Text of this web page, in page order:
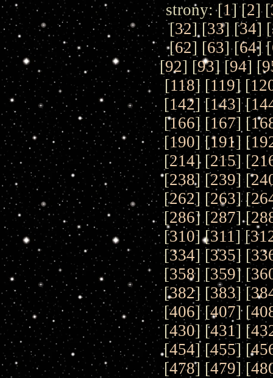
strony: [1] [2] [
[32] [33] [34] [
[62] [63] [64] [
[92] [93] [94] [
[118] [119] [
[142] [143] [
[166] [167] [
[190] [191] [
[214] [215] [
[238] [239] [
[262] [263] [
[286] [287] [
[310] [311] [
[334] [335] [
[358] [359] [
[382] [383] [
[406] [407] [
[430] [431] [
[454] [455] [
[478] [479] [